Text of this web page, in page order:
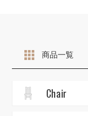
商品一覧
Chair